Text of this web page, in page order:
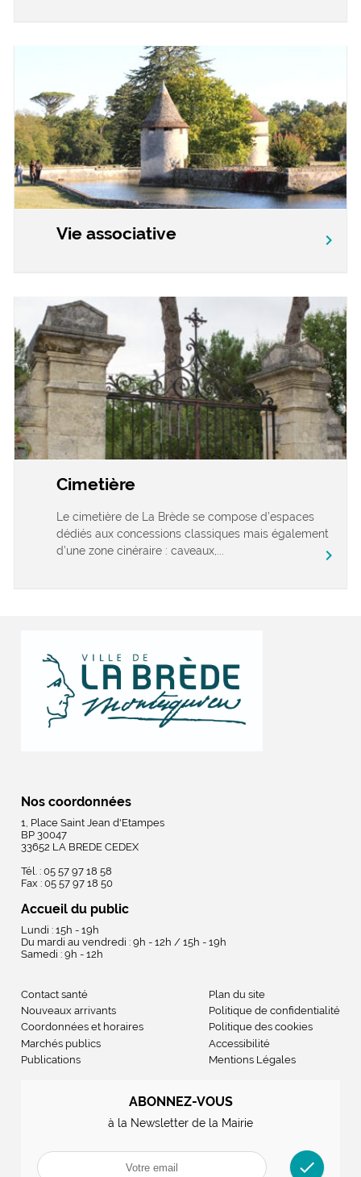
Vie associative chevron_right
Cimetière
Le cimetière de La Brède se compose d’espaces
dédiés aux concessions classiques mais également
d’une zone cinéraire : caveaux,...
chevron_right
Nos coordonnées
1, Place Saint Jean d'Etampes
BP 30047
33652 LA BREDE CEDEX
Tél. : 05 57 97 18 58
Fax : 05 57 97 18 50
Accueil du public
Lundi : 15h - 19h
Du mardi au vendredi : 9h - 12h / 15h - 19h
Samedi : 9h - 12h
Contact santé
Nouveaux arrivants
Coordonnées et horaires
Marchés publics
Publications
Plan du site
Politique de confidentialité
Politique des cookies
Accessibilité
Mentions Légales
ABONNEZ-VOUS
à la Newsletter de la Mairie
check